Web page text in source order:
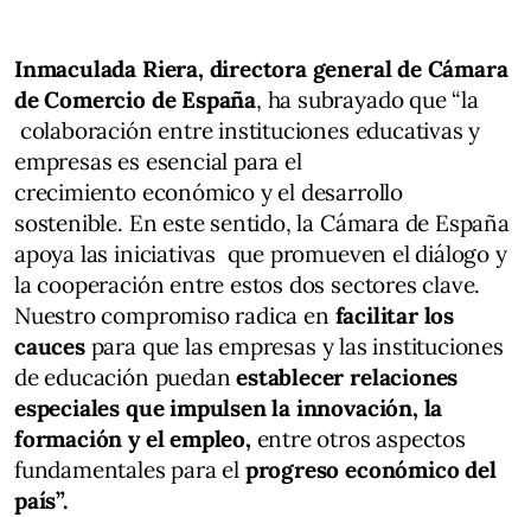
Inmaculada Riera, directora general de Cámara
de Comercio de España, ha subrayado que “la
colaboración entre instituciones educativas y
empresas es esencial para el
crecimiento económico y el desarrollo
sostenible. En este sentido, la Cámara de España
apoya las iniciativas que promueven el diálogo y
la cooperación entre estos dos sectores clave.
Nuestro compromiso radica en facilitar los
caucespara que las empresas y las instituciones
de educación puedanestablecer relaciones
especiales que impulsen la innovación, la
formación y el empleo, entre otros aspectos
fundamentales para el progreso económico del
país”.